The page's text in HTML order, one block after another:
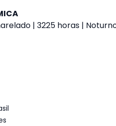
| 3225 horas |